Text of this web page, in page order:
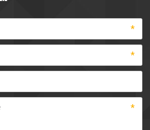
*
*
*